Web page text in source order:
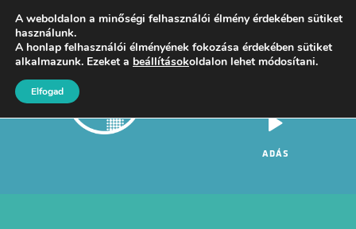
ADÁS
Műsorok
Értékesítés
A weboldalon a minőségi felhasználói élmény érdekében sütiket
használunk.
A honlap felhasználói élményének fokozása érdekében sütiket
alkalmazunk. Ezeket a beállításokoldalon lehet módosítani.
Elfogad